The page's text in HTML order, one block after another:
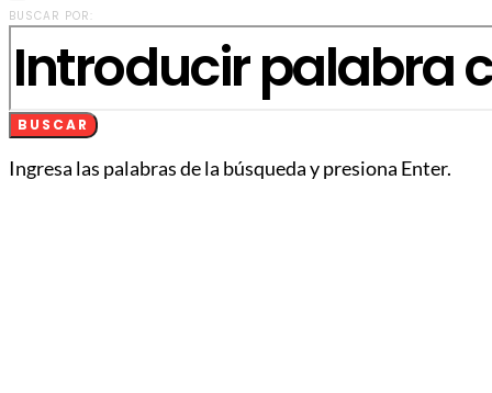
BUSCAR POR:
BUSCAR
Ingresa las palabras de la búsqueda y presiona Enter.